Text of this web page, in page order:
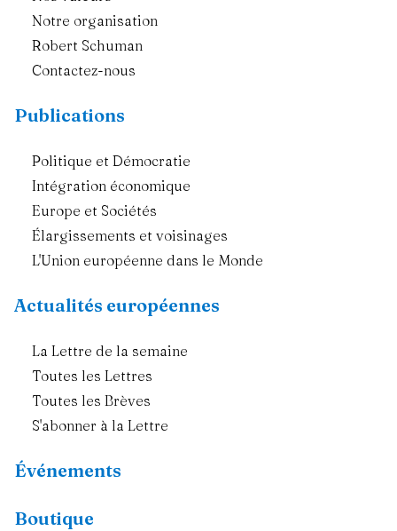
Notre organisation
Robert Schuman
Contactez-nous
Publications
Politique et Démocratie
Intégration économique
Europe et Sociétés
Élargissements et voisinages
L'Union européenne dans le Monde
Actualités européennes
La Lettre de la semaine
Toutes les Lettres
Toutes les Brèves
S'abonner à la Lettre
Événements
Boutique